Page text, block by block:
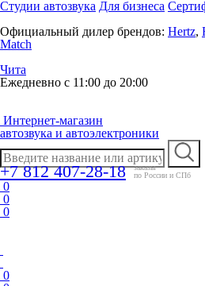
Студии автозвука Для бизнеса
Официальный дилер брендов: Hertz,
Match
Чита
Ежедневно с 11:00 до 20:00
Интернет-магазин
автозвука и автоэлектроники
+7 812 407-28-18
заказы
по России и СПб
0
0
0
0